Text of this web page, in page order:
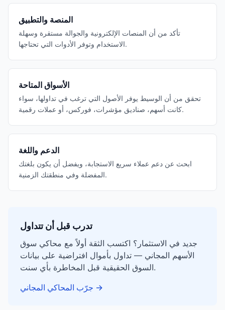
المنصة والتطبيق
تأكد من أن المنصات الإلكترونية والجوالة مستقرة وسهلة
الاستخدام وتوفر الأدوات التي تحتاجها.
الأسواق المتاحة
تحقق من أن الوسيط يوفر الأصول التي ترغب في تداولها، سواء
كانت أسهم، صناديق مؤشرات، فوركس، أو عملات رقمية.
الدعم واللغة
ابحث عن دعم عملاء سريع الاستجابة، ويفضل أن يكون بلغتك
المفضلة وفي منطقتك الزمنية.
تدرب قبل أن تتداول
جديد في الاستثمار؟ اكتسب الثقة أولاً مع محاكي سوق
الأسهم المجاني — تداول بأموال افتراضية على بيانات
السوق الحقيقية قبل المخاطرة بأي سنت.
جرّب المحاكي المجاني →